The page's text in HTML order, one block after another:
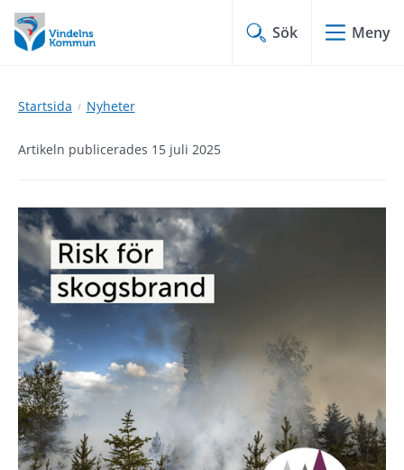
Hoppa
till
innehåll
Hoppa
till
undermeny
Sök Meny
Startsida Nyheter
Artikeln publicerades 15 juli 2025